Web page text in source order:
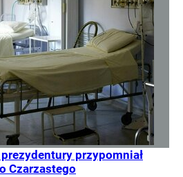
przypomniał
Czarzastego